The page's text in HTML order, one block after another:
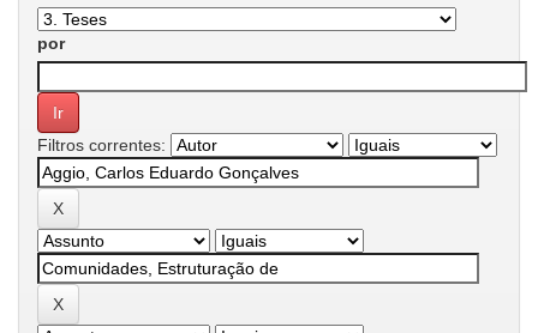
por
Filtros correntes: